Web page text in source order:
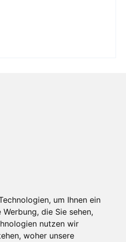
um Ihnen ein
die Sie sehen,
nutzen wir
woher unsere